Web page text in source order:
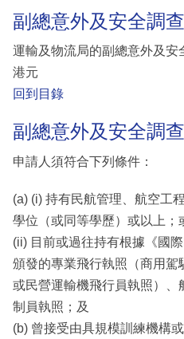
副總意外及安全調
運輸及物流局的副總意外及
港元
回到目錄
副總意外及安全調
申請人須符合下列條件：
(a) (i) 持有民航管理、航空工
學位（或同等學歷）或以上；
(ii) 目前或過往持有根據《國
頒發的專業飛行執照（商用駕
或民營運輸機飛行員執照）
制員執照；及
(b) 曾接受由具規模訓練機構